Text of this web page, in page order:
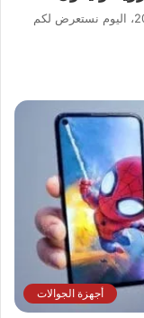
الحلقة السابقة قدمنا لكم أفضل 10 ألعاب لعام 2019، اليوم نستعرض لكم
أجهزة الجوالات